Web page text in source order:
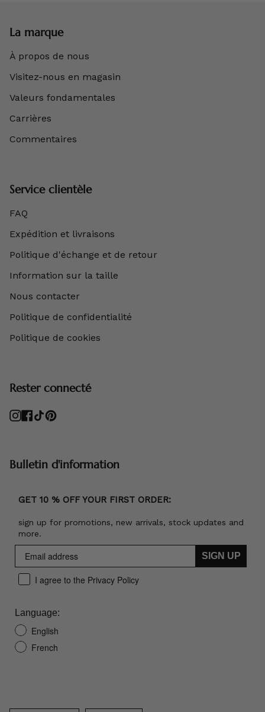
La marque
À propos de nous
Visitez-nous en magasin
Valeurs fondamentales
Carrières
Commentaires
Service clientèle
FAQ
Expédition et livraisons
Politique d'échange et de retour
Information sur la taille
Nous contacter
Politique de confidentialité
Politique de cookies
Rester connecté
Instagram
Facebook
TikTokPinterest
Bulletin d'information
GET 10 % OFF YOUR FIRST ORDER:
sign up for promotions, new arrivals, stock updates and
more.
SIGN UP
I agree to the Privacy Policy
Language:
English
French